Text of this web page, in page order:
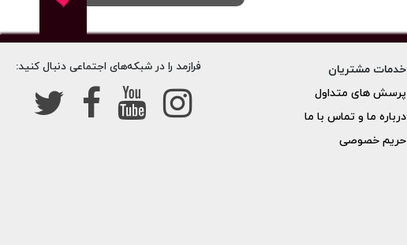
خدمات مشتریان
پرسش های متداول
درباره ما و تماس با ما
حریم خصوصی
فرازمد را در شبکه‌های اجتماعی دنبال کنید: